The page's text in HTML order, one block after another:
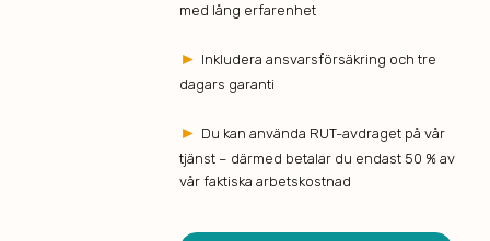
med lång erfarenhet
► Inkludera ansvarsförsäkring och tre
dagars garanti
► Du kan använda RUT-avdraget på vår
tjänst – därmed betalar du endast 50 % av
vår faktiska arbetskostnad